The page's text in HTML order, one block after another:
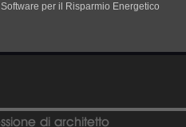
Software per il Risparmio Energetico